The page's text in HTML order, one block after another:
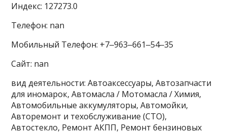
Индекс: 127273.0
Телефон: nan
Мобильный Телефон: +7‒963‒661‒54‒35
Сайт: nan
вид деятельности: Автоаксессуары, Автозапчасти
для иномарок, Автомасла / Мотомасла / Химия,
Автомобильные аккумуляторы, Автомойки,
Авторемонт и техобслуживание (СТО),
Автостекло, Ремонт АКПП, Ремонт бензиновых